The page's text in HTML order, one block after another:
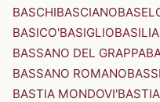
BASCHIBASCIANO
BASICO'BASIGLIO
BASSANO DEL GRAPPA
BASSANO ROMANO
BASTIA MONDOVI'